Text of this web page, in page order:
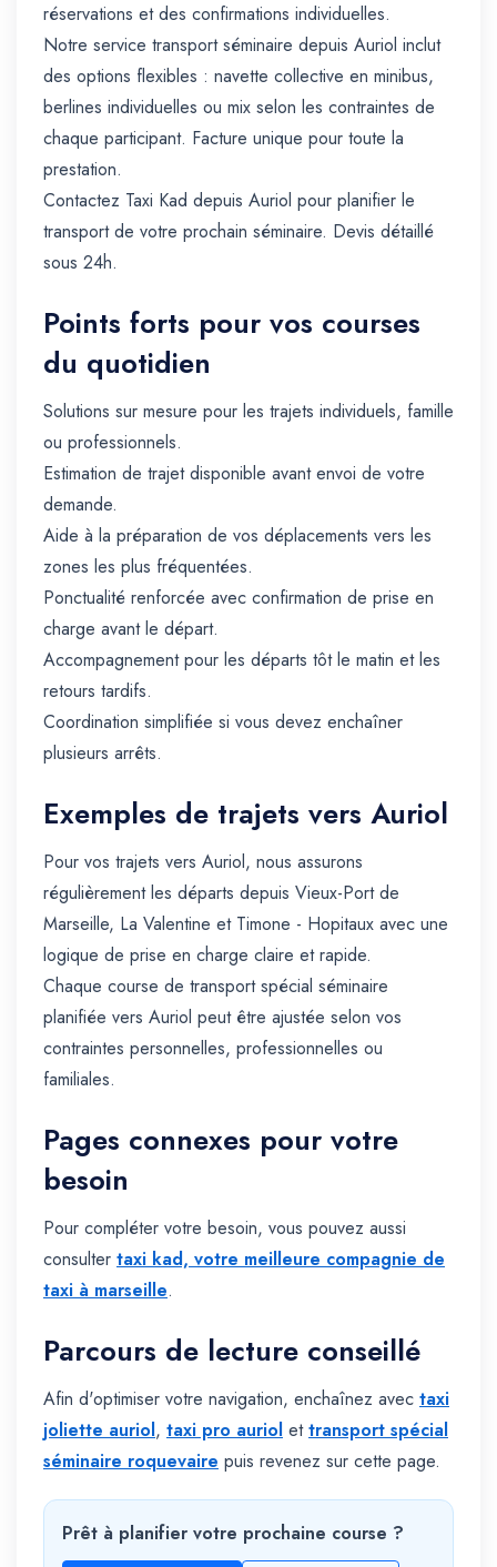
réservations et des confirmations individuelles.
Notre service transport séminaire depuis Auriol inclut
des options flexibles : navette collective en minibus,
berlines individuelles ou mix selon les contraintes de
chaque participant. Facture unique pour toute la
prestation.
Contactez Taxi Kad depuis Auriol pour planifier le
transport de votre prochain séminaire. Devis détaillé
sous 24h.
Points forts pour vos courses
du quotidien
Solutions sur mesure pour les trajets individuels, famille
ou professionnels.
Estimation de trajet disponible avant envoi de votre
demande.
Aide à la préparation de vos déplacements vers les
zones les plus fréquentées.
Ponctualité renforcée avec confirmation de prise en
charge avant le départ.
Accompagnement pour les départs tôt le matin et les
retours tardifs.
Coordination simplifiée si vous devez enchaîner
plusieurs arrêts.
Exemples de trajets vers Auriol
Pour vos trajets vers Auriol, nous assurons
régulièrement les départs depuis Vieux-Port de
Marseille, La Valentine et Timone - Hopitaux avec une
logique de prise en charge claire et rapide.
Chaque course de transport spécial séminaire
planifiée vers Auriol peut être ajustée selon vos
contraintes personnelles, professionnelles ou
familiales.
Pages connexes pour votre
besoin
Pour compléter votre besoin, vous pouvez aussi
consulter taxi kad, votre meilleure compagnie de
taxi à marseille.
Parcours de lecture conseillé
Afin d'optimiser votre navigation, enchaînez avec taxi
joliette auriol, taxi pro auriol ettransport spécial
séminaire roquevaire puis revenez sur cette page.
Prêt à planifier votre prochaine course ?